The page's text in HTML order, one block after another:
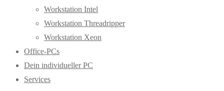
Workstation Intel
Workstation Threadripper
Workstation Xeon
Office-PCs
Dein individueller PC
Services